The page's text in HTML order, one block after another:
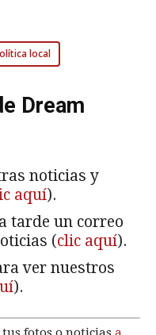
local
Dream
noticias y
aquí).
tarde un correo
(clic aquí).
ver nuestros
).